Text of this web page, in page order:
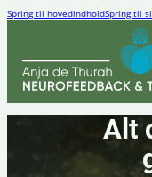
Spring til hovedindholdSpring til
Alt